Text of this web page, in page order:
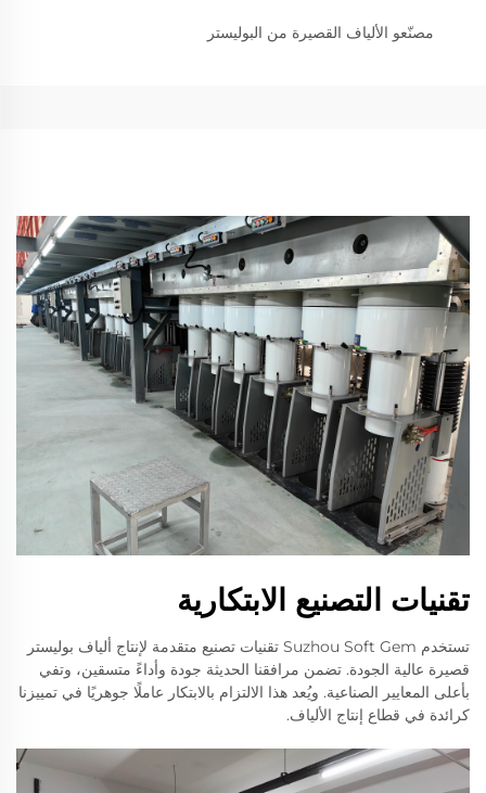
مصنّعو الألياف القصيرة من البوليستر
تقنيات التصنيع الابتكارية
تستخدم Suzhou Soft Gem تقنيات تصنيع متقدمة لإنتاج ألياف بوليستر
قصيرة عالية الجودة. تضمن مرافقنا الحديثة جودة وأداءً متسقين، وتفي
بأعلى المعايير الصناعية. ويُعد هذا الالتزام بالابتكار عاملًا جوهريًا في تمييزنا
كرائدة في قطاع إنتاج الألياف.